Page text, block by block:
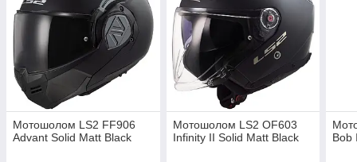
Мотошолом LS2 FF906
Advant Solid Matt Black
Мотошолом LS2 OF603
Infinity II Solid Matt Black
Bob